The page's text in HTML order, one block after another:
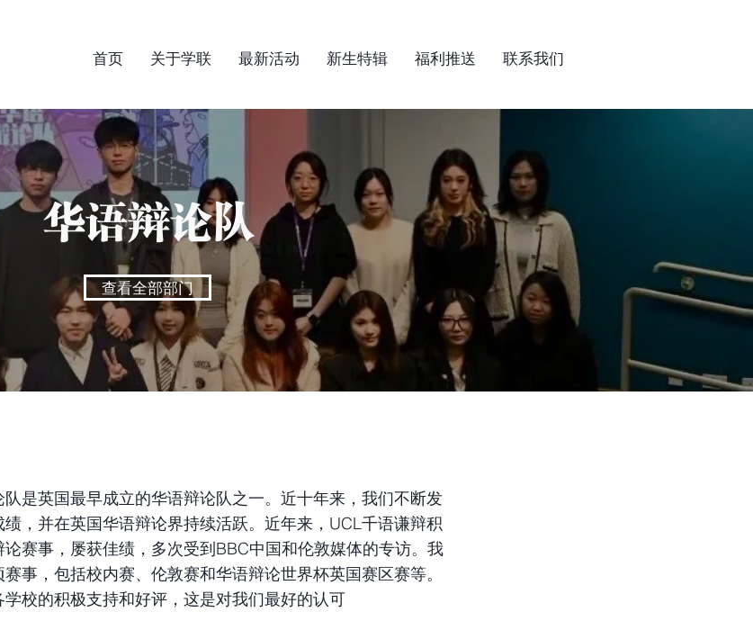
首页 关于学联 最新活动 新生特辑 福利推送 联系我们
华语辩论队
查看全部部门
是英国最早成立的华语辩论队之一。近十年来，我们不断发
，并在英国华语辩论界持续活跃。近年来，UCL千语谦辩积
赛事，屡获佳绩，多次受到BBC中国和伦敦媒体的专访。我
事，包括校内赛、伦敦赛和华语辩论世界杯英国赛区赛等。
校的积极支持和好评，这是对我们最好的认可